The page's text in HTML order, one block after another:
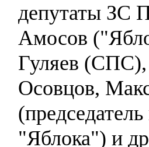
депутаты ЗС
Амосов
Гуляев (СПС),
Осовцов,
"Яблока") и